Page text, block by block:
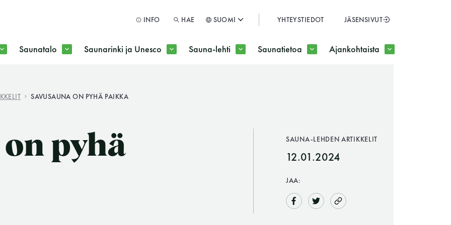
SULJE
INFO HAE SUOMI YHTEYSTIEDOT JÄSENSIVUT
Saunatalo Saunarinki ja Unesco Sauna-lehti Saunatietoa Ajankohtaista
SAVUSAUNA ON PYHÄ PAIKKA
pyhä
SAUNA-LEHDEN ARTIKKELIT
12.01.2024
JAA: